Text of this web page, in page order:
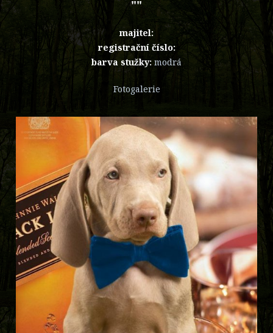
""
majitel:
registrační číslo:
barva stužky: modrá
Fotogalerie